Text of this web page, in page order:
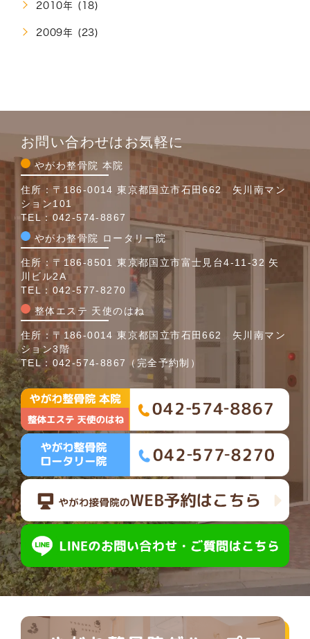
2010年 (18)
2009年 (23)
お問い合わせはお気軽に
やがわ整骨院 本院
住所：〒186-0014 東京都国立市石田662 矢川南マン
ション101
TEL： 042-574-8867
やがわ整骨院 ロータリー院
住所：〒186-8501 東京都国立市富士見台4-11-32 矢
川ビル2A
TEL： 042-577-8270
整体エステ 天使のはね
住所：〒186-0014 東京都国立市石田662 矢川南マン
ション3階
TEL： 042-574-8867 （完全予約制）